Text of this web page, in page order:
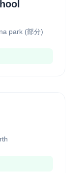
park (部分)